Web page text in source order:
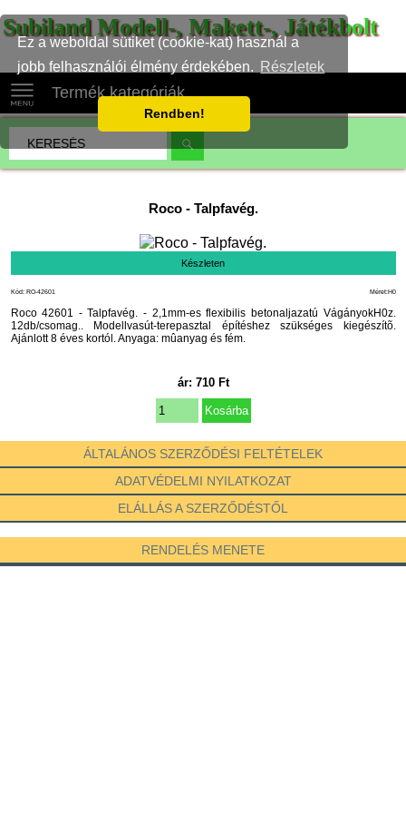
Ez a weboldal sütiket (cookie-kat) használ a
jobb felhasználói élmény érdekében.
Részletek
Rendben!
Subiland Modell-, Makett-, Játékbolt
Termék kategóriák
Roco- Talpfavég.
Készleten
Méret:H0
Kód: RO-42601
Roco 42601 - Talpfavég. - 2,1mm-es flexibilis betonaljazatú VágányokH0z.
12db/csomag.. Modellvasút-terepasztal építéshez szükséges kiegészítõ.
Ajánlott 8 éves kortól. Anyaga: mûanyag és fém.
ár: 710Ft
ÁLTALÁNOS SZERZŐDÉSI FELTÉTELEK
ADATVÉDELMI NYILATKOZAT
ELÁLLÁS A SZERZŐDÉSTŐL
RENDELÉS MENETE